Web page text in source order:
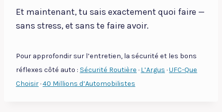
Et maintenant, tu sais exactement quoi faire —
sans stress, et sans te faire avoir.
Pour approfondir sur l’entretien, la sécurité et les bons
réflexes côté auto : Sécurité Routière · L’Argus ·UFC-Que
Choisir ·40 Millions d’Automobilistes